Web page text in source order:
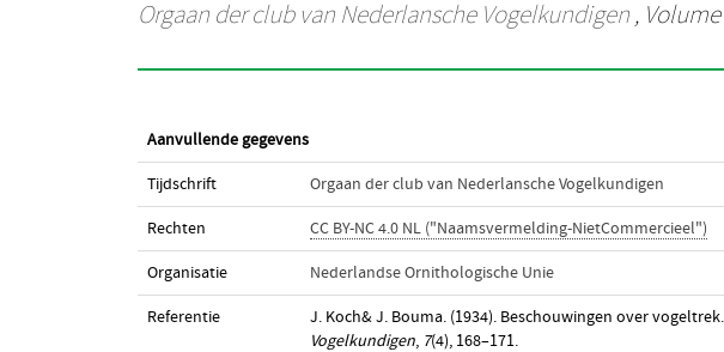
Orgaan der club van Nederlansche Vogelkundigen, Volume
Aanvullende gegevens
Tijdschrift Orgaan der club van Nederlansche Vogelkundigen
Rechten CC BY-NC 4.0 NL ("Naamsvermelding-NietCommercieel")
Organisatie Nederlandse Ornithologische Unie
Referentie J. Koch& J. Bouma. (1934). Beschouwingen over vogeltrek.
Vogelkundigen, 7(4), 168–171.